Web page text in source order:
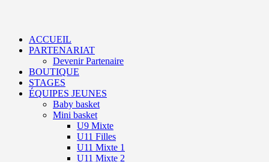
ACCUEIL
PARTENARIAT
Devenir Partenaire
BOUTIQUE
STAGES
ÉQUIPES JEUNES
Baby basket
Mini basket
U9 Mixte
U11 Filles
U11 Mixte 1
U11 Mixte 2